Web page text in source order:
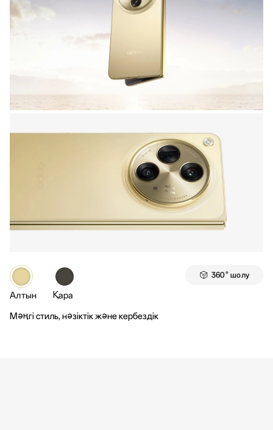
Қара
Алтын
360° шолу
Мәңгі стиль, нәзіктік және кербездік